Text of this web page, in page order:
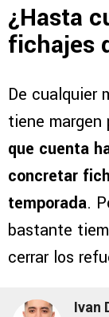
¿Hasta
fichajes
De cualquier
tiene margen
que cuenta
concretar
temporada.
bastante
cerrar los
Ivan